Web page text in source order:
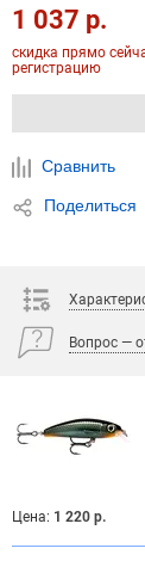
1 037 р.
скидка прямо
регистрацию
Сравнить
Поделиться
Вопрос —
Цена: 1 220 р.